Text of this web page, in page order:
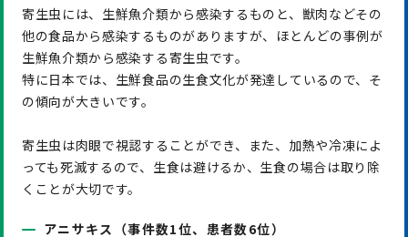
寄生虫には、生鮮魚介類から感染するものと、獣肉などその
他の食品から感染するものがありますが、ほとんどの事例が
生鮮魚介類から感染する寄生虫です。
特に日本では、生鮮食品の生食文化が発達しているので、そ
の傾向が大きいです。
寄生虫は肉眼で視認することができ、また、加熱や冷凍によ
っても死滅するので、生食は避けるか、生食の場合は取り除
くことが大切です。
アニサキス（事件数1位、患者数6位）